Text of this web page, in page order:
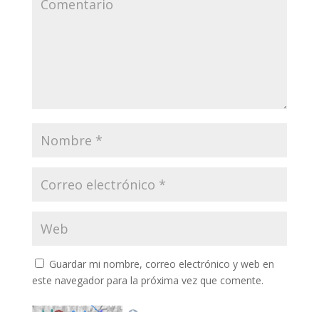
Guardar mi nombre, correo electrónico y web en
este navegador para la próxima vez que comente.